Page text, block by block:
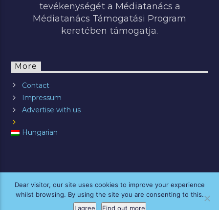
tevékenységét a Médiatanács a
Médiatanács Támogatási Program
keretében támogatja.
More
Contact
Impressum
Advertise with us
Hungarian
Dear visitor, our site uses cookies to improve your experience
whilst browsing. By using the site you are consenting to this.
I agree
Find out more